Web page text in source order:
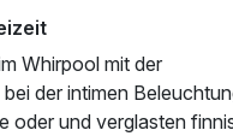
Whirpool mit der
der intimen
oder und verglasten